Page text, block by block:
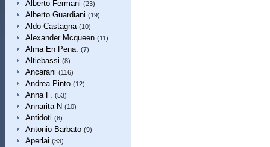
Alberto Fermani (23)
Alberto Guardiani (19)
Aldo Castagna (10)
Alexander Mcqueen (11)
Alma En Pena. (7)
Altiebassi (8)
Ancarani (116)
Andrea Pinto (12)
Anna F. (53)
Annarita N (10)
Antidoti (8)
Antonio Barbato (9)
Aperlai (33)